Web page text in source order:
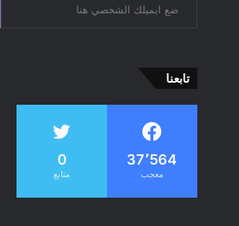
تابعنا
37٬564
معجب
0
متابع